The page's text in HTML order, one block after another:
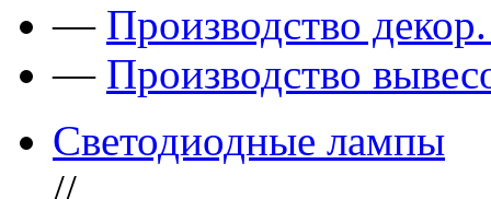
— Производство
— Производство
Светодиодные лампы